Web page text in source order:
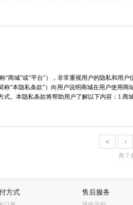
“商城”或“平台”），非常重视用户的隐私和用
称“本隐私条款”）向用户说明商城在用户使用
。本隐私条款将帮助用户了解以下内容：1.
共 7
方式 售后服务